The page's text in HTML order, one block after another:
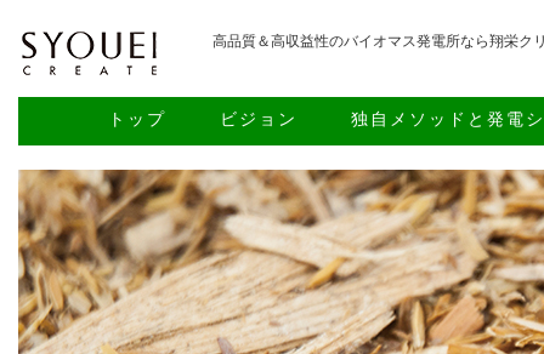
高品質＆高収益性のバイオマス発電所なら翔栄ク
トップ ビジョン 独自メソッドと発電